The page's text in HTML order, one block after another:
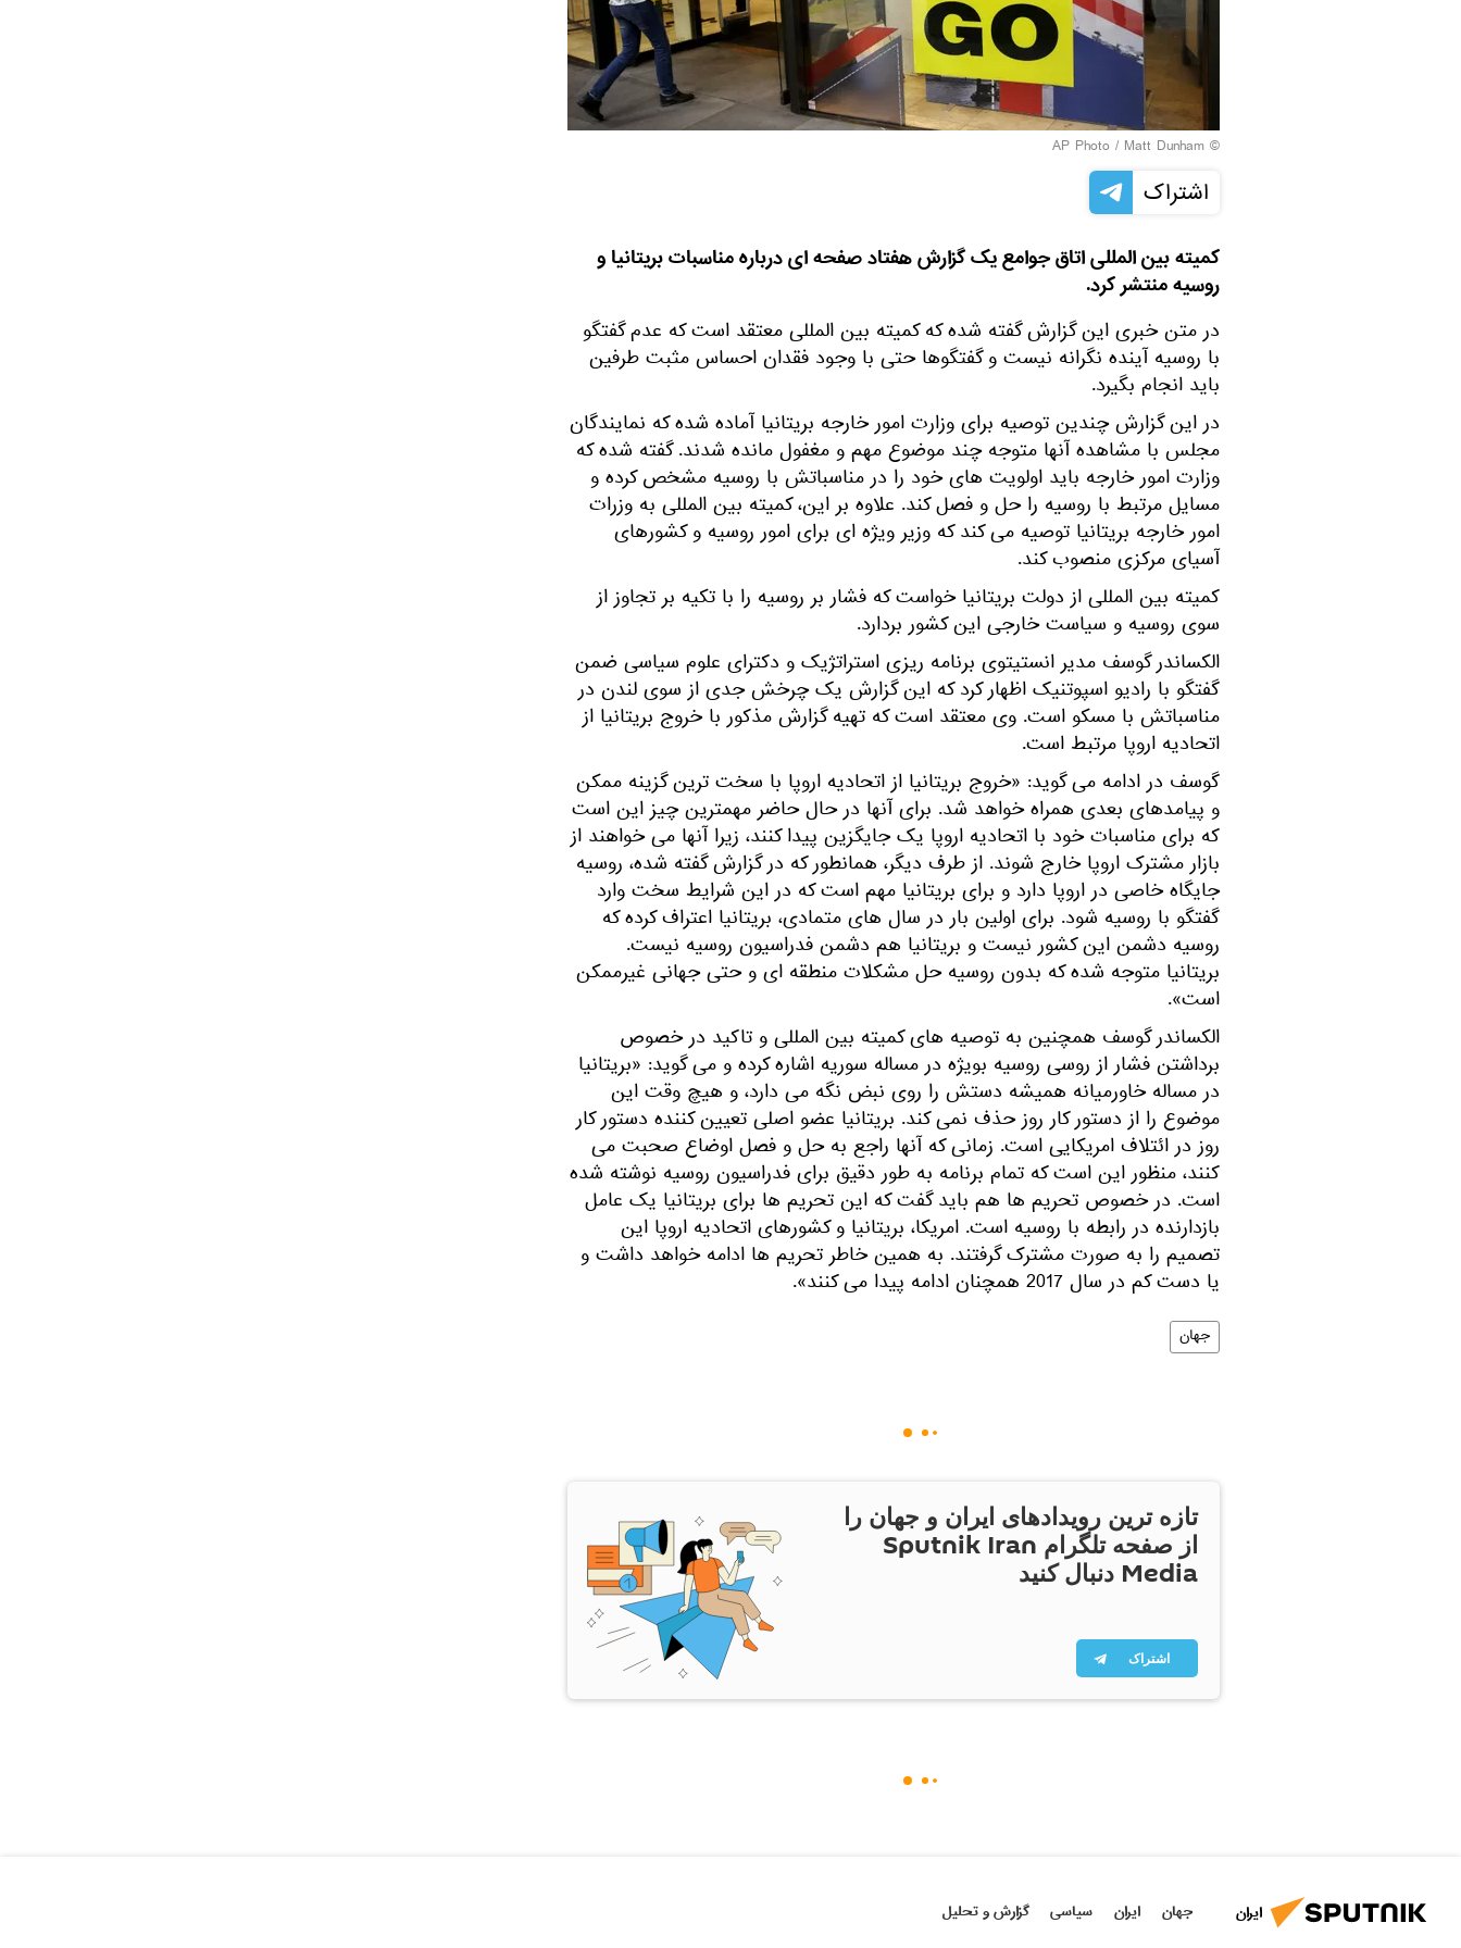
© AP Photo / Matt Dunham
اشتراک
کمیته بین المللی اتاق جوامع یک گزارش هفتاد صفحه ای درباره مناسبات بریتانیا و
روسیه منتشر کرد.
در متن خبری این گزارش گفته شده که کمیته بین المللی معتقد است که عدم گفتگو
با روسیه آینده نگرانه نیست و گفتگوها حتی با وجود فقدان احساس مثبت طرفین
باید انجام بگیرد.
در این گزارش چندین توصیه برای وزارت امور خارجه بریتانیا آماده شده که نمایندگان
مجلس با مشاهده آنها متوجه چند موضوع مهم و مغفول مانده شدند. گفته شده که
وزارت امور خارجه باید اولویت های خود را در مناسباتش با روسیه مشخص کرده و
مسایل مرتبط با روسیه را حل و فصل کند. علاوه بر این، کمیته بین المللی به وزرات
امور خارجه بریتانیا توصیه می کند که وزیر ویژه ای برای امور روسیه و کشورهای
آسیای مرکزی منصوب کند.
کمیته بین المللی از دولت بریتانیا خواست که فشار بر روسیه را با تکیه بر تجاوز از
سوی روسیه و سیاست خارجی این کشور بردارد.
الکساندر گوسف مدیر انستیتوی برنامه ریزی استراتژیک و دکترای علوم سیاسی ضمن
گفتگو با رادیو اسپوتنیک اظهار کرد که این گزارش یک چرخش جدی از سوی لندن در
مناسباتش با مسکو است. وی معتقد است که تهیه گزارش مذکور با خروج بریتانیا از
اتحادیه اروپا مرتبط است.
گوسف در ادامه می گوید: «خروج بریتانیا از اتحادیه اروپا با سخت ترین گزینه ممکن
و پیامدهای بعدی همراه خواهد شد. برای آنها در حال حاضر مهمترین چیز این است
که برای مناسبات خود با اتحادیه اروپا یک جایگزین پیدا کنند، زیرا آنها می خواهند از
بازار مشترک اروپا خارج شوند. از طرف دیگر، همانطور که در گزارش گفته شده، روسیه
جایگاه خاصی در اروپا دارد و برای بریتانیا مهم است که در این شرایط سخت وارد
گفتگو با روسیه شود. برای اولین بار در سال های متمادی، بریتانیا اعتراف کرده که
روسیه دشمن این کشور نیست و بریتانیا هم دشمن فدراسیون روسیه نیست.
بریتانیا متوجه شده که بدون روسیه حل مشکلات منطقه ای و حتی جهانی غیرممکن
است».
الکساندر گوسف همچنین به توصیه های کمیته بین المللی و تاکید در خصوص
برداشتن فشار از روسی روسیه بویژه در مساله سوریه اشاره کرده و می گوید: «بریتانیا
در مساله خاورمیانه همیشه دستش را روی نبض نگه می دارد، و هیچ وقت این
موضوع را از دستور کار روز حذف نمی کند. بریتانیا عضو اصلی تعیین کننده دستور کار
روز در ائتلاف امریکایی است. زمانی که آنها راجع به حل و فصل اوضاع صحبت می
کنند، منظور این است که تمام برنامه به طور دقیق برای فدراسیون روسیه نوشته شده
است. در خصوص تحریم ها هم باید گفت که این تحریم ها برای بریتانیا یک عامل
بازدارنده در رابطه با روسیه است. امریکا، بریتانیا و کشورهای اتحادیه اروپا این
تصمیم را به صورت مشترک گرفتند. به همین خاطر تحریم ها ادامه خواهد داشت و
یا دست کم در سال 2017 همچنان ادامه پیدا می کنند».
جهان
تازه ترین رویدادهای ایران و جهان را
از صفحه تلگرام Sputnik Iran
Media دنبال کنید
اشتراک
ایران جهان ایران سیاسی گزارش و تحلیل